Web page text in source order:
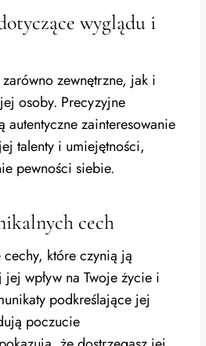
wyglądu i
zewnętrzne, jak i
osoby. Precyzyjne
zainteresowanie
talenty i umiejętności,
pewności siebie.
cech
które czynią ją
wpływ na Twoje życie i
podkreślające jej
poczucie